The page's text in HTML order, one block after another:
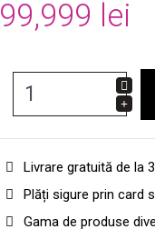
99,999 lei
Livrare gratuită de la
Plăți sigure prin card
Gama de produse